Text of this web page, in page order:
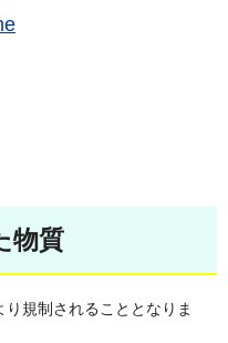
物質
規制されることとなりま